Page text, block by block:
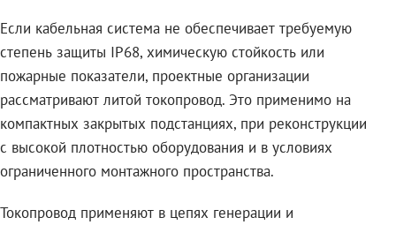
Если кабельная система не обеспечивает требуемую
степень защиты IP68, химическую стойкость или
пожарные показатели, проектные организации
рассматривают литой токопровод. Это применимо на
компактных закрытых подстанциях, при реконструкции
с высокой плотностью оборудования и в условиях
ограниченного монтажного пространства.
Токопровод применяют в цепях генерации и